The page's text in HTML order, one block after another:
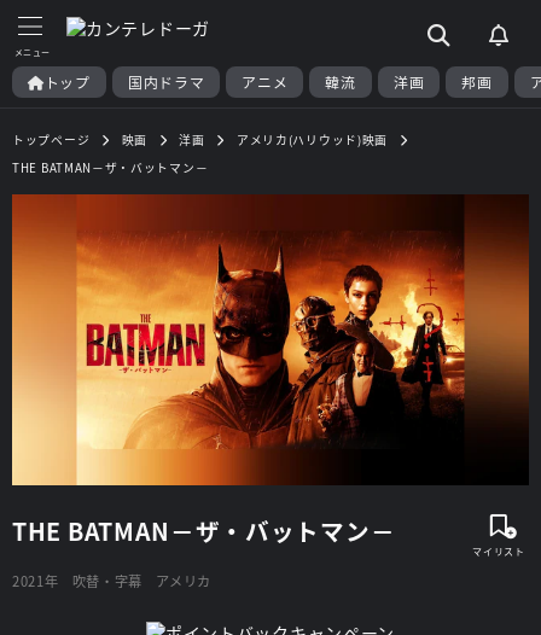
トップ 国内ドラマ アニメ 韓流 洋画 邦画
トップページ 映画 洋画
アメリカ(ハリウッド)映画
THE BATMAN－ザ・バットマン－
THE BATMAN－ザ・バットマン－
2021年 吹替・字幕 アメリカ